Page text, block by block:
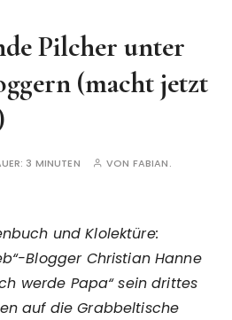
Pilcher unter
(macht jetzt
3 MINUTEN VON FABIAN.
und Klolektüre:
Blogger Christian Hanne
werde Papa“ sein drittes
auf die Grabbeltische